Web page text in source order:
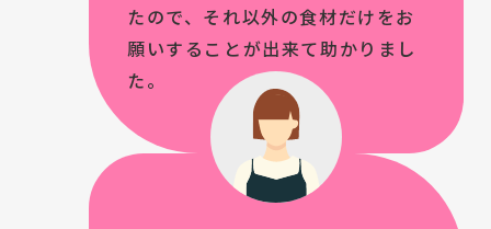
たので、それ以外の食材だけをお
願いすることが出来て助かりまし
た。